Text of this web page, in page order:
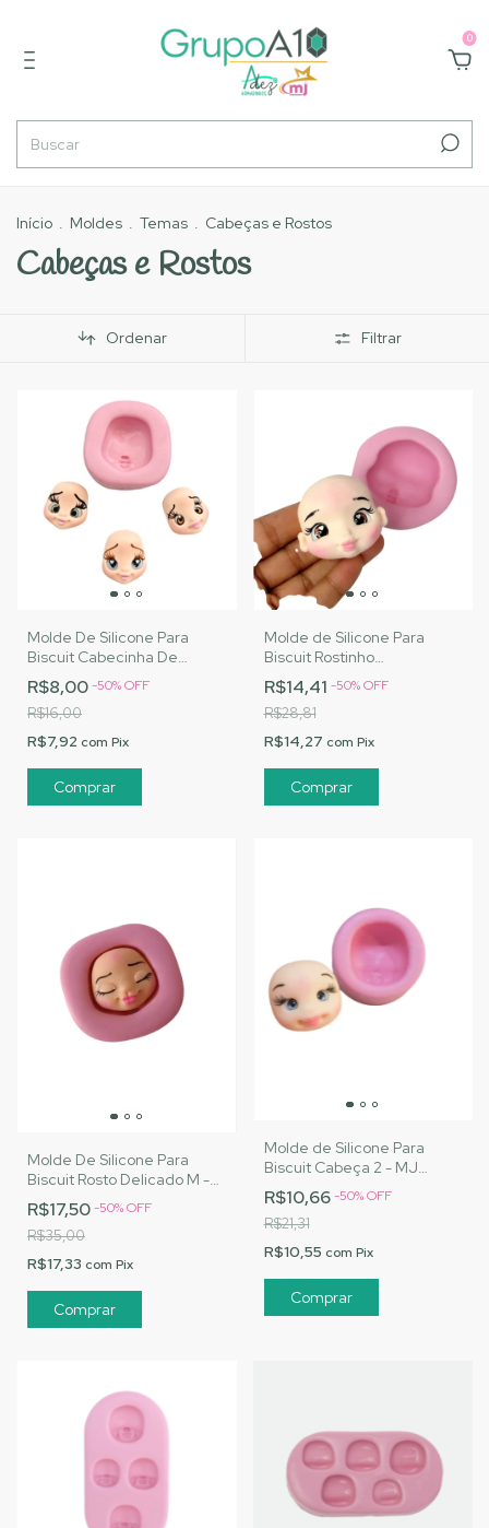
0
Início . Moldes . Temas . Cabeças e Rostos
Cabeças e Rostos
Ordenar Filtrar
Molde De Silicone Para
Biscuit Cabecinha De
Manequim - MJ
Artesanatos |Cód. 3198
R$8,00-50%OFF
R$16,00
R$7,92 com Pix
Molde de Silicone Para
Biscuit Rostinho
Personalizado M - MJ
Artesanatos |Cód. 3059
R$14,41 -50%OFF
R$28,81
R$14,27 com Pix
Molde De Silicone Para
Biscuit Rosto Delicado M -
MJ Artesanatos |Cód. 3098
R$17,50-50%OFF
R$35,00
R$17,33 com Pix
Molde de Silicone Para
Biscuit Cabeça 2 - MJ
Artesanatos |Cód. 3062
R$10,66-50%OFF
R$21,31
R$10,55 com Pix